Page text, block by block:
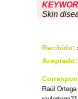
Skin
Recibido:
Aceptado:
Raúl